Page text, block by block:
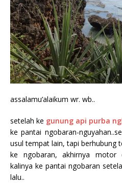
assalamu’alaikum wr. wb..
setelah ke gunung api purba
ke pantai ngobaran-
usul tempat lain, tapi berhubung
ke ngobaran, akhirnya motor
kalinya ke pantai ngobaran
lalu..